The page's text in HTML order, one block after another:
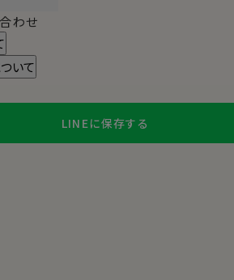
わせ
いて
LINEに保存する